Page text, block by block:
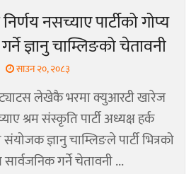
नसच्याए पार्टीको गोप्य
ज्ञानु चाम्लिङको चेतावनी
साउन २०, २०८३
लेखेकै भरमा क्युआरटी खारेज
श्रम संस्कृति पार्टी अध्यक्ष हर्क
ज्ञानु चाम्लिङले पार्टी भित्रको
गर्ने चेतावनी ...